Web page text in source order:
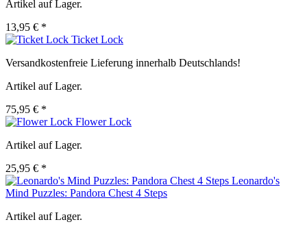
Artikel auf Lager.
13,95 € *
Ticket Lock
Versandkostenfreie Lieferung innerhalb Deutschlands!
Artikel auf Lager.
75,95 € *
Flower Lock
Artikel auf Lager.
25,95 € *
Leonardo's
Mind Puzzles: Pandora Chest 4 Steps
Artikel auf Lager.